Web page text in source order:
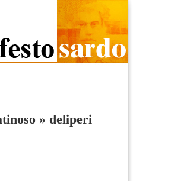
» deliperi